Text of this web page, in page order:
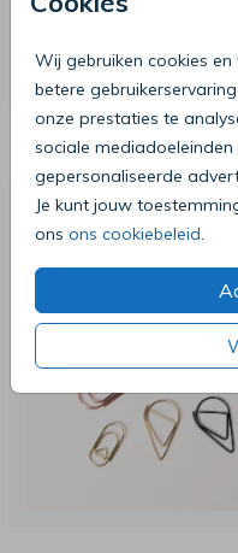
Wij gebruiken cookies
betere
onze prestaties te
sociale
gepersonaliseerde
Je kunt jouw
ons ons cookiebeleid
Deze producten
voor je